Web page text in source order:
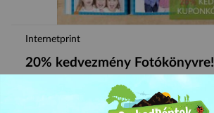
Internetprint
20% kedvezmény Fotókönyvre!